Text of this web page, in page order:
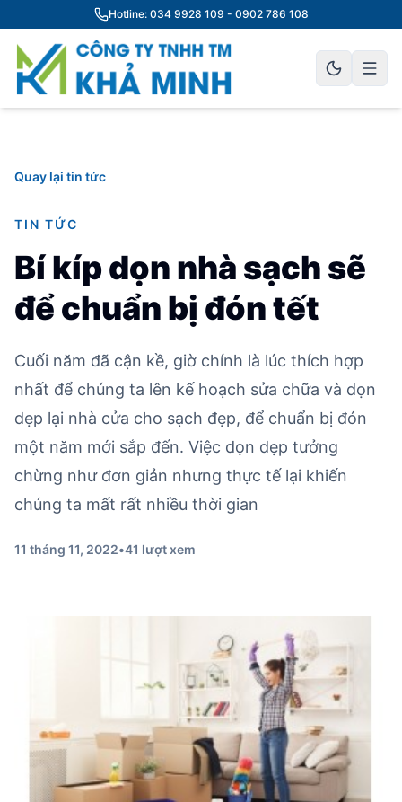
Hotline: 034 9928 109 - 0902 786 108
Quay lại tin tức
TIN TỨC
Bí kíp dọn nhà sạch sẽ
để chuẩn bị đón tết
Cuối năm đã cận kề, giờ chính là lúc thích hợp
nhất để chúng ta lên kế hoạch sửa chữa và dọn
dẹp lại nhà cửa cho sạch đẹp, để chuẩn bị đón
một năm mới sắp đến. Việc dọn dẹp tưởng
chừng như đơn giản nhưng thực tế lại khiến
chúng ta mất rất nhiều thời gian
11 tháng 11, 2022•41 lượt xem